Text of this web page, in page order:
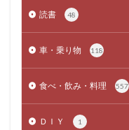
読書 48
車・乗り物 118
食べ・飲み・料理 557
ＤＩＹ 1